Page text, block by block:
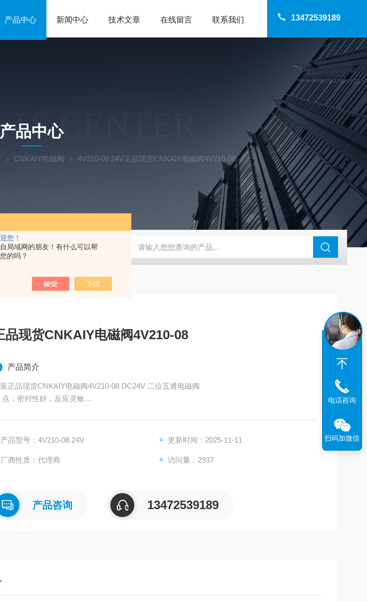
您！
局域网的朋友！有什么可以帮
的吗？
13472539189
产品中心 新闻中心 技术文章 在线留言 联系我们
CENTER
产品中心
CNKAIY电磁阀 4V210-08 24V正品现货CNKAIY电磁阀4V210-08
AC220V代理金器Mindman电磁阀MVSD-180-4E1-AC220V 麦特沃克
品现货CNKAIY电磁阀4V210-08
产品简介
正品现货CNKAIY电磁阀4V210-08 DC24V 二位五通电磁阀
点：密封性好，反应灵敏
产品型号：4V210-08 24V
更新时间：2025-11-11
厂商性质：代理商 访问量：2937
产品咨询 13472539189
电话咨询
扫码加微信